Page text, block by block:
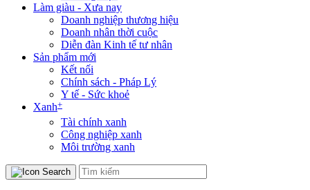
Làm giàu - Xưa nay
Doanh nghiệp thương hiệu
Doanh nhân thời cuộc
Diễn đàn Kinh tế tư nhân
Sản phẩm mới
Kết nối
Chính sách - Pháp Lý
Y tế - Sức khoẻ
Xanh+
Tài chính xanh
Công nghiệp xanh
Môi trường xanh